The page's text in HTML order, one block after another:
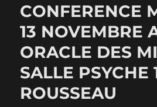
CONFERENCE
13 NOVEMBRE
ORACLE DES
SALLE PSYCHE
ROUSSEAU